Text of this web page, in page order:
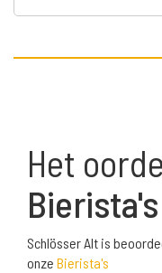
Het
Bierista's
Schlösser Alt is
onze Bierista's